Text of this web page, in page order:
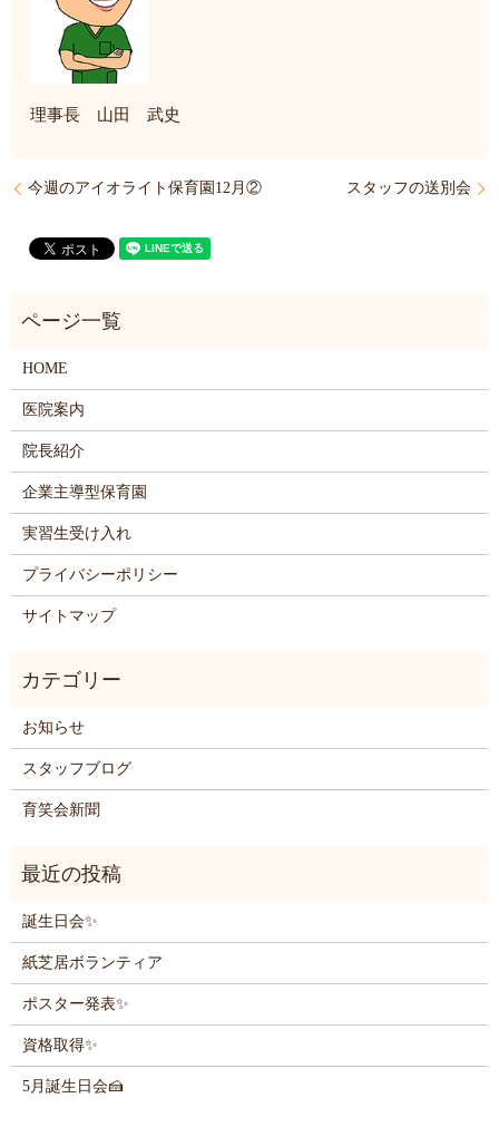
理事長 山田 武史
今週のアイオライト保育園12月② スタッフの送別会
HOME
医院案内
院長紹介
企業主導型保育園
実習生受け入れ
プライバシーポリシー
サイトマップ
お知らせ
スタッフブログ
育笑会新聞
誕生日会✨
紙芝居ボランティア
ポスター発表✨
資格取得✨
5月誕生日会🍰